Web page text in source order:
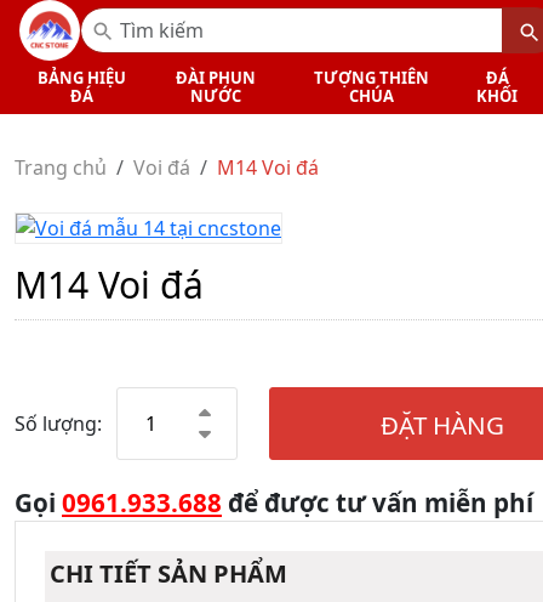
BẢNG HIỆU
ĐÁ
ĐÀI PHUN
NƯỚC
TƯỢNG THIÊN
CHÚA
ĐÁ
KHỐI
Trang chủ Voi đá M14 Voi đá
M14 Voi đá
Số lượng: ĐẶT HÀNG
Gọi 0961.933.688 để được tư vấn miễn phí
CHI TIẾT SẢN PHẨM